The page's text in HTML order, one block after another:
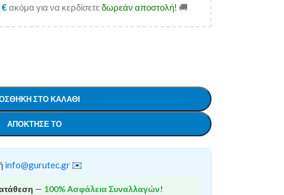
€ ακόμα για να κερδίσετε δωρεάν αποστολή! 🚚
ΣΤΟ ΚΑΛΆΘΙ
ΑΠΌΚΤΗΣΕ ΤΟ
info@gurutec.gr✉️
— 100% Ασφάλεια Συναλλαγών!